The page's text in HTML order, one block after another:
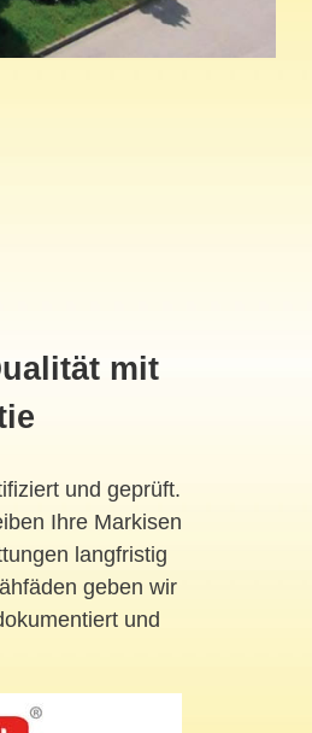
mit
und geprüft.
Ihre Markisen
langfristig
geben wir
und